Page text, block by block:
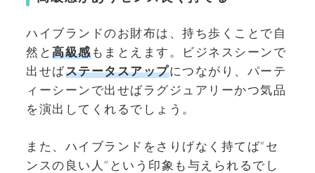
ハイブランドのお財布は、持ち歩くことで自
然と 高級感もまとえます。ビジネスシーンで
出せばステータスアップにつながり、パーテ
ィーシーンで出せばラグジュアリーかつ気品
を演出してくれるでしょう。
また、ハイブランドをさりげなく持てば“セ
ンスの良い人”という印象も与えられるでし